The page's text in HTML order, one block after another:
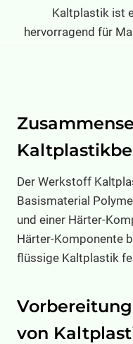
Kaltplastik ist
hervorragend für
Der Werkstoff
Basismaterial
und einer Härter-
Härter-Komponente
flüssige Kaltplastik
von